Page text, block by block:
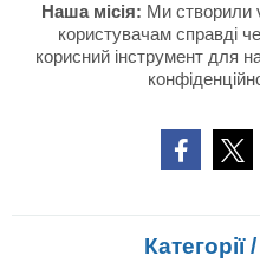
Наша місія: Ми створили
користувачам справді
корисний інструмент для